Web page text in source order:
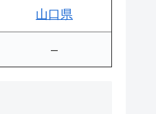
山口県
–